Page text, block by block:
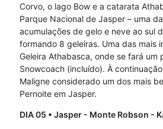
Corvo, o lago Bow e a catarata
Parque Nacional de Jasper – uma
acumulações de gelo e neve ao sul
formando 8 geleiras. Uma das mais
Geleira Athabasca, onde se fará um
Snowcoach (incluído). À
Maligne considerado um dos mais
Pernoite em Jasper.
DIA 05 • Jasper - Monte Robson -